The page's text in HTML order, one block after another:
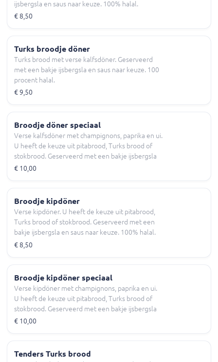
ijsbergsla en saus naar keuze. 100% halal.
€ 8,50
Turks broodje döner
Turks brood met verse kalfsdöner. Geserveerd
met een bakje ijsbergsla en saus naar keuze. 100
procent halal.
€ 9,50
Broodje döner speciaal
Verse kalfsdöner met champignons, paprika en ui.
U heeft de keuze uit pitabrood, Turks brood of
stokbrood. Geserveerd met een bakje ijsbergsla
en saus naar keuze. 100% halal.
€ 10,00
Broodje kipdöner
Verse kipdöner. U heeft de keuze uit pitabrood,
Turks brood of stokbrood. Geserveerd met een
bakje ijsbergsla en saus naar keuze. 100% halal.
€ 8,50
Broodje kipdöner speciaal
Verse kipdöner met champignons, paprika en ui.
U heeft de keuze uit pitabrood, Turks brood of
stokbrood. Geserveerd met een bakje ijsbergsla
en saus naar keuze. 100% halal.
€ 10,00
Tenders Turks brood